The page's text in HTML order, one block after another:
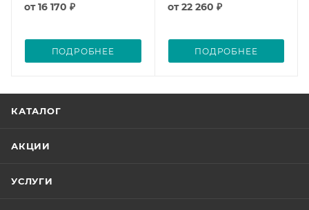
от16 170 ₽
ПОДРОБНЕЕ
от22 260 ₽
ПОДРОБНЕЕ
КАТАЛОГ
АКЦИИ
УСЛУГИ